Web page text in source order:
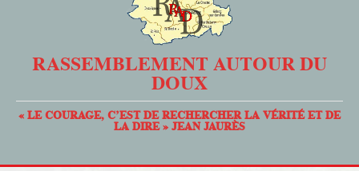
RASSEMBLEMENT AUTOUR DU
DOUX
« LE COURAGE, C’EST DE RECHERCHER LA VÉRITÉ ET DE
LA DIRE » JEAN JAURÈS